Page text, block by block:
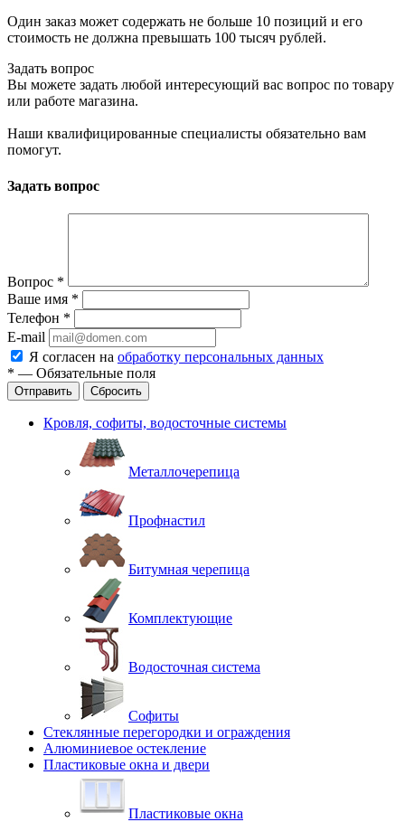
Один заказ может содержать не больше 10 позиций и его
стоимость не должна превышать 100 тысяч рублей.
Задать вопрос
Вы можете задать любой интересующий вас вопрос по товару
или работе магазина.
Наши квалифицированные специалисты обязательно вам
помогут.
Задать вопрос
Вопрос *
Ваше имя *
Телефон *
E-mail
Я согласен на обработку персональных данных
* — Обязательные поля
Отправить Сбросить
Кровля, софиты, водосточные системы
Металлочерепица
Профнастил
Битумная черепица
Комплектующие
Водосточная система
Софиты
Стеклянные перегородки и ограждения
Алюминиевое остекление
Пластиковые окна и двери
Пластиковые окна